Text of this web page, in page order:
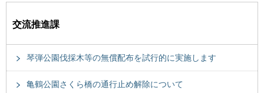
交流推進課
琴弾公園伐採木等の無償配布を試行的に実施します
亀鶴公園さくら橋の通行止め解除について